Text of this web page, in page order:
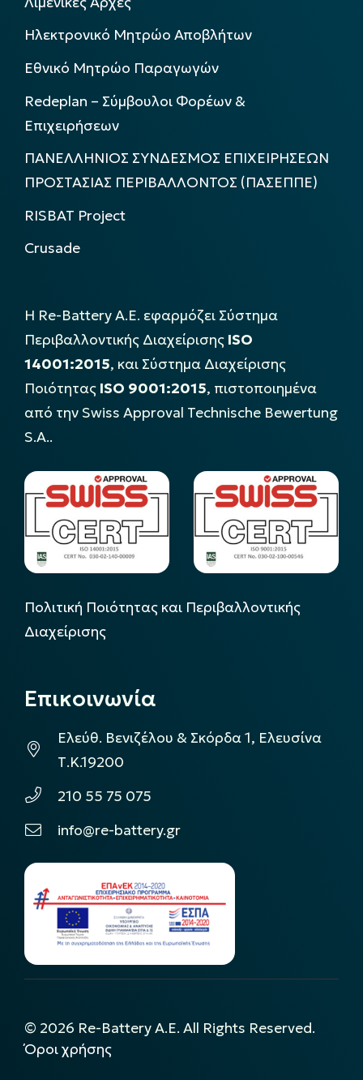
Ηλεκτρονικό Μητρώο Αποβλήτων
Εθνικό Μητρώο Παραγωγών
Redeplan – Σύμβουλοι Φορέων &
Επιχειρήσεων
ΠΑΝΕΛΛΗΝΙΟΣ ΣΥΝΔΕΣΜΟΣ ΕΠΙΧΕΙΡΗΣΕΩΝ
ΠΡΟΣΤΑΣΙΑΣ ΠΕΡΙΒΑΛΛΟΝΤΟΣ (ΠΑΣΕΠΠΕ)
RISBAT Project
Crusade
Η Re-Battery Α.Ε. εφαρμόζει Σύστημα
Περιβαλλοντικής Διαχείρισης ISO
14001:2015, και Σύστημα Διαχείρισης
Ποιότητας ISO 9001:2015, πιστοποιημένα
από την Swiss Approval Technische Bewertung
S.A..
Πολιτική Ποιότητας και Περιβαλλοντικής
Διαχείρισης
Επικοινωνία
Ελεύθ. Βενιζέλου & Σκόρδα 1, Ελευσίνα
Τ.Κ.19200
210 55 75 075
info@re-battery.gr
© 2026 Re-Battery A.E. All Rights Reserved.
Όροι χρήσης